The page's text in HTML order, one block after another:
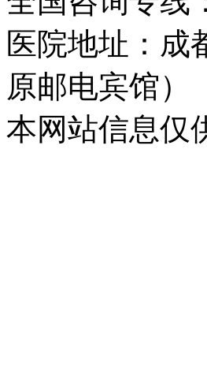
医院地址：成
原邮电宾馆）
本网站信息仅